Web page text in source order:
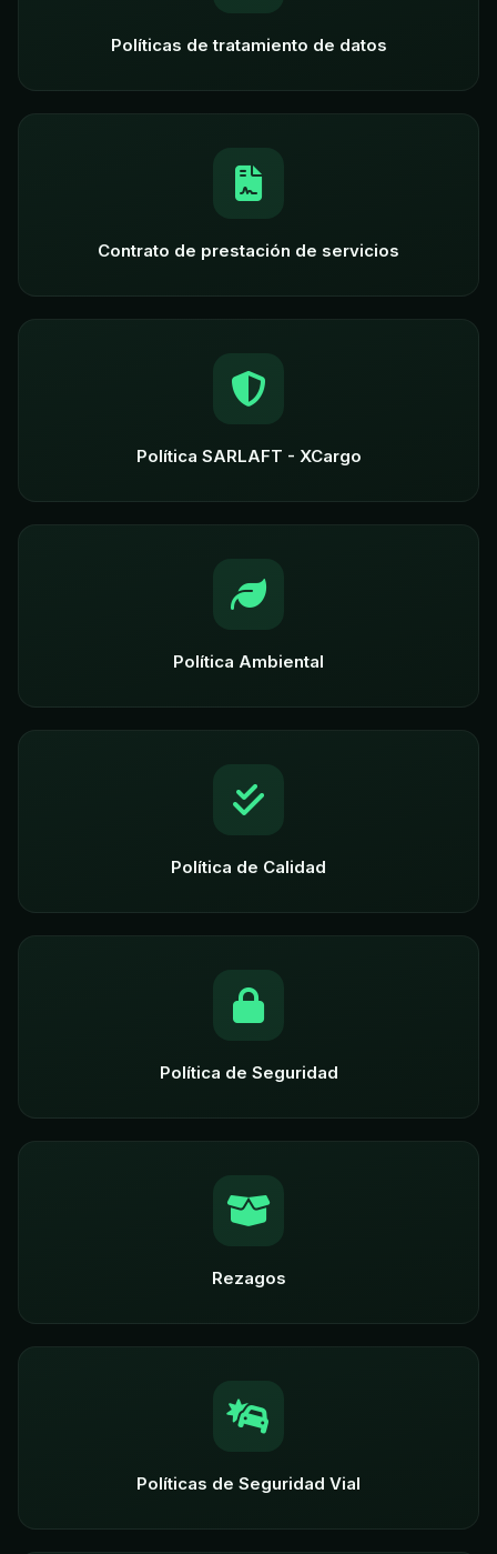
Políticas de tratamiento de datos
Contrato de prestación de servicios
Política SARLAFT - XCargo
Política Ambiental
Política de Calidad
Política de Seguridad
Rezagos
Políticas de Seguridad Vial